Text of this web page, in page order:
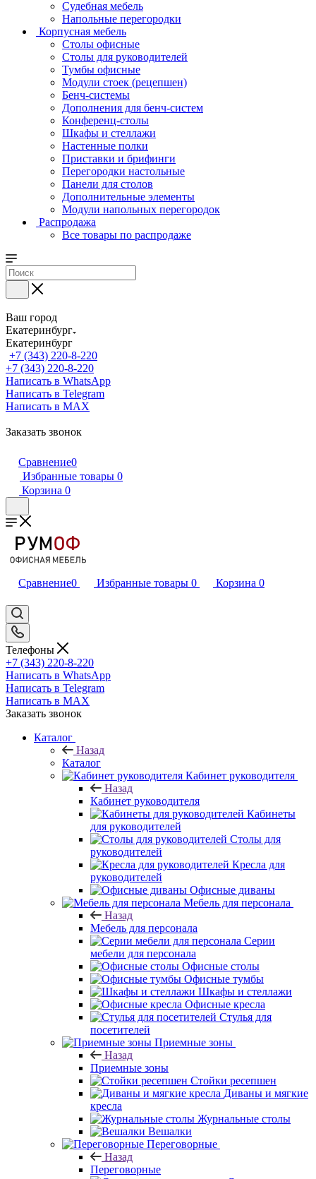
Судебная мебель
Напольные перегородки
Корпусная мебель
Столы офисные
Столы для руководителей
Тумбы офисные
Модули стоек (рецепшен)
Бенч-системы
Дополнения для бенч-систем
Конференц-столы
Шкафы и стеллажи
Настенные полки
Приставки и брифинги
Перегородки настольные
Панели для столов
Дополнительные элементы
Модули напольных перегородок
Распродажа
Все товары по распродаже
Ваш город
Екатеринбург
Екатеринбург
+7 (343) 220-8-220
+7 (343) 220-8-220
Написать в WhatsApp
Написать в Telegram
Написать в MAX
Заказать звонок
Сравнение0
Избранные товары 0
Корзина 0
Сравнение0 Избранные товары 0 Корзина 0
Телефоны
+7 (343) 220-8-220
Написать в WhatsApp
Написать в Telegram
Написать в MAX
Заказать звонок
Каталог
Назад
Каталог
Кабинет руководителя
Назад
Кабинет руководителя
Кабинеты
для руководителей
Столы для
руководителей
Кресла для
руководителей
Офисные диваны
Мебель для персонала
Назад
Мебель для персонала
Серии
мебели для персонала
Офисные столы
Офисные тумбы
Шкафы и стеллажи
Офисные кресла
Стулья для
посетителей
Приемные зоны
Назад
Приемные зоны
Стойки ресепшен
Диваны и мягкие
кресла
Журнальные столы
Вешалки
Переговорные
Назад
Переговорные